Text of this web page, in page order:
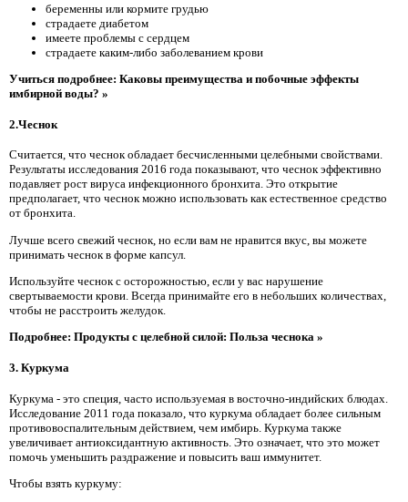
беременны или кормите грудью
страдаете диабетом
имеете проблемы с сердцем
страдаете каким-либо заболеванием крови
Учиться подробнее: Каковы преимущества и побочные эффекты
имбирной воды? »
2.Чеснок
Считается, что чеснок обладает бесчисленными целебными свойствами.
Результаты исследования 2016 года показывают, что чеснок эффективно
подавляет рост вируса инфекционного бронхита. Это открытие
предполагает, что чеснок можно использовать как естественное средство
от бронхита.
Лучше всего свежий чеснок, но если вам не нравится вкус, вы можете
принимать чеснок в форме капсул.
Используйте чеснок с осторожностью, если у вас нарушение
свертываемости крови. Всегда принимайте его в небольших количествах,
чтобы не расстроить желудок.
Подробнее: Продукты с целебной силой: Польза чеснока »
3. Куркума
Куркума - это специя, часто используемая в восточно-индийских блюдах.
Исследование 2011 года показало, что куркума обладает более сильным
противовоспалительным действием, чем имбирь. Куркума также
увеличивает антиоксидантную активность. Это означает, что это может
помочь уменьшить раздражение и повысить ваш иммунитет.
Чтобы взять куркуму: